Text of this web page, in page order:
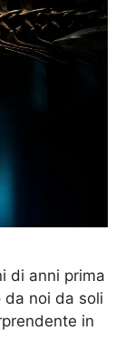
di anni prima
da noi da soli
in